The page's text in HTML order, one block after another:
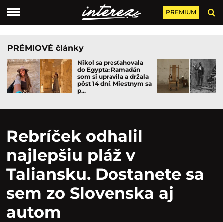
PREMIUM
PRÉMIOVÉ články
Nikol sa presťahovala
do Egypta: Ramadán
som si upravila a držala
pôst 14 dní. Miestnym sa
p...
Rebríček odhalil
najlepšiu pláž v
Taliansku. Dostanete sa
sem zo Slovenska aj
autom